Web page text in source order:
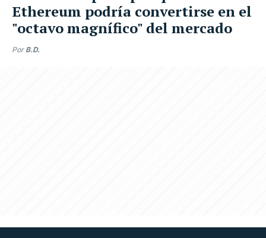
Ethereum podría convertirse en el
"octavo magnífico" del mercado
Por B.D.